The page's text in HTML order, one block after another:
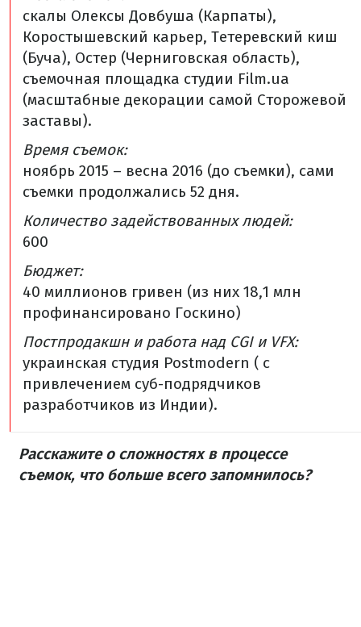
скалы Олексы Довбуша (Карпаты),
Коростышевский карьер, Тетеревский киш
(Буча), Остер (Черниговская область),
съемочная площадка студии Film.ua
(масштабные декорации самой Сторожевой
заставы).
Время съемок:
ноябрь 2015 – весна 2016 (до съемки), сами
съемки продолжались 52 дня.
Количество задействованных людей:
600
Бюджет:
40 миллионов гривен (из них 18,1 млн
профинансировано Госкино)
Постпродакшн и работа над СGI и VFX:
украинская студия Postmodern ( с
привлечением суб-подрядчиков
разработчиков из Индии).
Расскажите о сложностях в процессе
съемок, что больше всего запомнилось?